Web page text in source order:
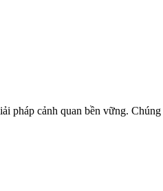
pháp cảnh quan bền vững.